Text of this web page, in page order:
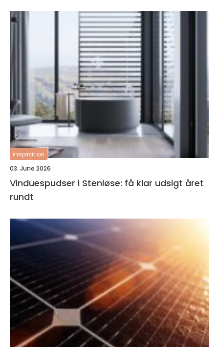
inspiration
03. June 2026
Vinduespudser i Stenløse: få klar udsigt året
rundt